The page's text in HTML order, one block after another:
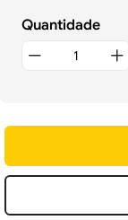
Quantidade